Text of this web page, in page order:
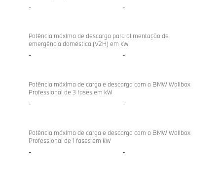
- -
Potência máxima de descarga para alimentação de
emergência doméstica (V2H) em kW
- -
Potência máxima de carga e descarga com a BMW Wallbox
Professional de 3 fases em kW
- -
Potência máxima de carga e descarga com a BMW Wallbox
Professional de 1 fases em kW
- -